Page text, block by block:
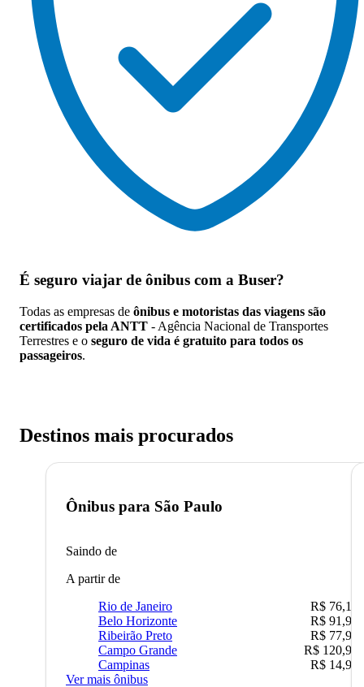
É seguro viajar de ônibus com a Buser?
Todas as empresas de ônibus e motoristas das viagens são
certificados pela ANTT - Agência Nacional de Transportes
Terrestres e o seguro de vida é gratuito para todos os
passageiros.
Destinos mais procurados
Ônibus para São Paulo
Saindo de
A partir de
Rio de Janeiro
R$ 76,10
Belo Horizonte
R$ 91,90
Ribeirão Preto
R$ 77,90
Campo Grande
R$ 120,90
Campinas
R$ 14,90
Ver mais ônibus